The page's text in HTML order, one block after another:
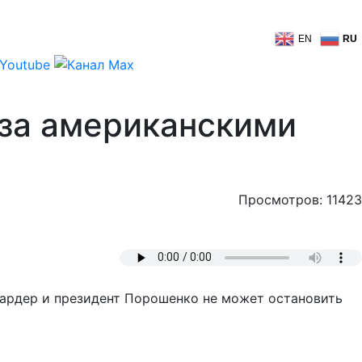
EN RU
американскими
Просмотров: 11423
и президент Порошенко не может остановить